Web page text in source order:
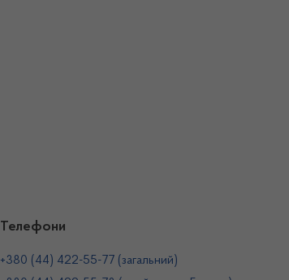
Телефони
+380 (44) 422-55-77 (загальний)